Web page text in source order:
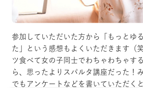
参加していただいた方から「もっとゆ
た」という感想もよくいただきます（
ツ食べて女の子同士でわちゃわちゃす
ら、思ったよりスパルタ講座だった！
でもアンケートなどを書いていただく